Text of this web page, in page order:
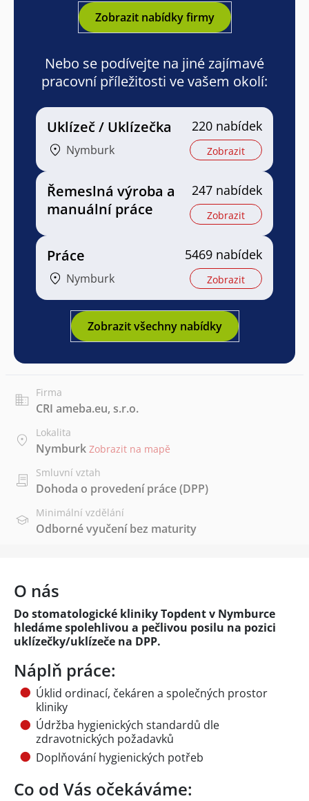
Zobrazit nabídky firmy
Nebo se podívejte na jiné zajímavé
pracovní příležitosti ve vašem okolí:
Uklízeč / Uklízečka
Nymburk
220 nabídek
Zobrazit
Řemeslná výroba a
manuální práce
247 nabídek
Zobrazit
Práce
Nymburk
5469 nabídek
Zobrazit
Zobrazit všechny nabídky
Firma
CRI ameba.eu, s.r.o.
Lokalita
Nymburk Zobrazit na mapě
Smluvní vztah
Dohoda o provedení práce (DPP)
Minimální vzdělání
Odborné vyučení bez maturity
O nás
Do stomatologické kliniky Topdent v Nymburce
hledáme spolehlivou a pečlivou posilu na pozici
uklízečky/uklízeče na DPP.
Náplň práce:
Úklid ordinací, čekáren a společných prostor
kliniky
Údržba hygienických standardů dle
zdravotnických požadavků
Doplňování hygienických potřeb
Co od Vás očekáváme: